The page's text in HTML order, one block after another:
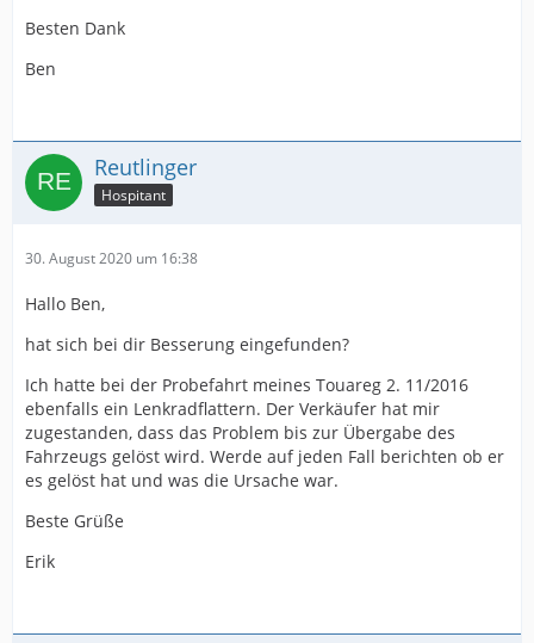
Besten Dank
Ben
Reutlinger
Hospitant
30. August 2020 um 16:38
Hallo Ben,
hat sich bei dir Besserung eingefunden?
Ich hatte bei der Probefahrt meines Touareg 2. 11/2016
ebenfalls ein Lenkradflattern. Der Verkäufer hat mir
zugestanden, dass das Problem bis zur Übergabe des
Fahrzeugs gelöst wird. Werde auf jeden Fall berichten ob er
es gelöst hat und was die Ursache war.
Beste Grüße
Erik